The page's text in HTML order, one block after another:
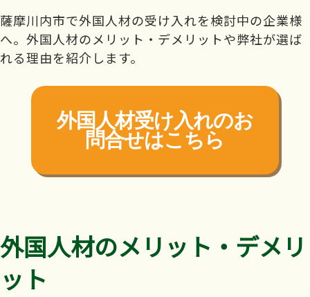
薩摩川内市で外国人材の受け入れを検討中の企業様
へ。外国人材のメリット・デメリットや弊社が選ば
れる理由を紹介します。
外国人材受け入れのお
問合せはこちら
外国人材のメリット・デメリ
ット